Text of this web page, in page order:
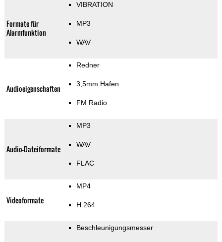
Formate für
Alarmfunktion
VIBRATION
MP3
WAV
Audioeigenschaften
Redner
3,5mm Hafen
FM Radio
Audio-Dateiformate
MP3
WAV
FLAC
Videoformate
MP4
H.264
Beschleunigungsmesser